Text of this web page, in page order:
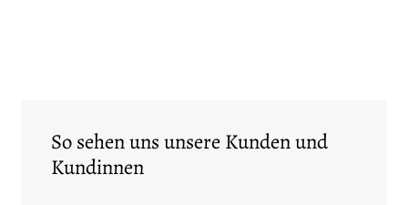
So sehen uns unsere Kunden und
Kundinnen